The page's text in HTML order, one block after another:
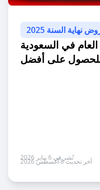
نهاية السنة 2025
في السعودية
على أفضل
نُشر في 6 يناير 2026آخر تحديث 8 أغسطس 2026